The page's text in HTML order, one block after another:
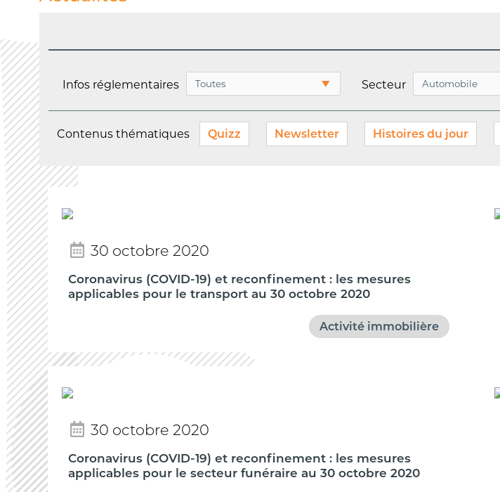
Infos réglementaires Secteur
Contenus thématiques Quizz Newsletter Histoires du jour
30 octobre 2020
Coronavirus (COVID-19) et reconfinement : les mesures
applicables pour le transport au 30 octobre 2020
Activité immobilière
30 octobre 2020
Coronavirus (COVID-19) et reconfinement : les mesures
applicables pour le secteur funéraire au 30 octobre 2020